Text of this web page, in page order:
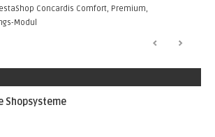
Concardis Comfort, Premium,
Modul
Shopsysteme